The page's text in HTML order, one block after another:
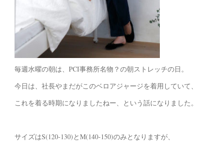
毎週水曜の朝は、PCI事務所名物？の朝ストレッチの日。
今日は、社長やまだがこのベロアジャージを着用していて、
これを着る時期になりましたねー、という話になりました。
サイズはS(120-130)とM(140-150)のみとなりますが、